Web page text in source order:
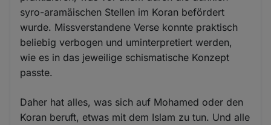
syro-aramäischen Stellen im Koran befördert
wurde. Missverstandene Verse konnte praktisch
beliebig verbogen und uminterpretiert werden,
wie es in das jeweilige schismatische Konzept
passte.
Daher hat alles, was sich auf Mohamed oder den
Koran beruft, etwas mit dem Islam zu tun. Und alle